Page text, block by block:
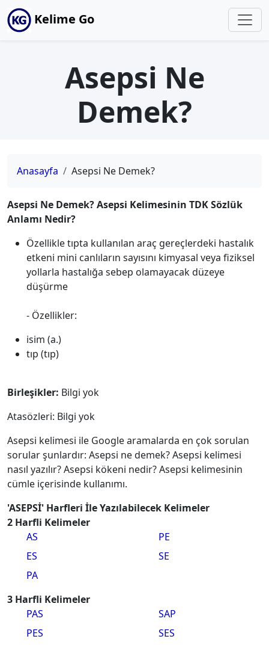
Kelime Go
Asepsi Ne
Demek?
Anasayfa Asepsi Ne Demek?
Asepsi Ne Demek? Asepsi Kelimesinin TDK Sözlük
Anlamı Nedir?
Özellikle tıpta kullanılan araç gereçlerdeki hastalık
etkeni mini canlıların sayısını kimyasal veya fiziksel
yollarla hastalığa sebep olamayacak düzeye
düşürme
- Özellikler:
isim (a.)
tıp (tıp)
Birleşikler: Bilgi yok
Atasözleri: Bilgi yok
Asepsi kelimesi ile Google aramalarda en çok sorulan
sorular şunlardır: Asepsi ne demek? Asepsi kelimesi
nasıl yazılır? Asepsi kökeni nedir? Asepsi kelimesinin
cümle içerisinde kullanımı.
'ASEPSİ' Harfleri İle Yazılabilecek Kelimeler
2 Harfli Kelimeler
AS
ES
PA
PE
SE
3 Harfli Kelimeler
PAS
PES
SAP
SES